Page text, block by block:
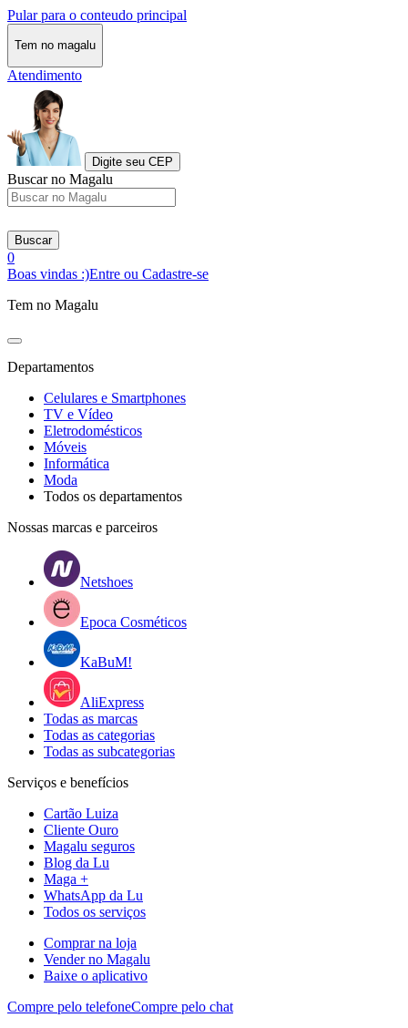
Pular para o conteudo principal
Tem no magalu
Atendimento
Digite seu CEP
Buscar no Magalu
Buscar
0
Boas vindas :)Entre ou Cadastre-se
Tem no Magalu
Departamentos
Celulares e Smartphones
TV e Vídeo
Eletrodomésticos
Móveis
Informática
Moda
Todos os departamentos
Nossas marcas e parceiros
Netshoes
Epoca Cosméticos
KaBuM!
AliExpress
Todas as marcas
Todas as categorias
Todas as subcategorias
Serviços e benefícios
Cartão Luiza
Cliente Ouro
Magalu seguros
Blog da Lu
Maga +
WhatsApp da Lu
Todos os serviços
Comprar na loja
Vender no Magalu
Baixe o aplicativo
Compre pelo telefoneCompre pelo chat